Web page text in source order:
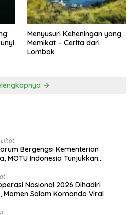
Menyusuri Keheningan yang
Memikat – Cerita dari
Lombok
Bergengsi Kementerian
MOTU Indonesia Tunjukkan
Nasional 2026 Dihadiri
Momen Salam Komando Viral